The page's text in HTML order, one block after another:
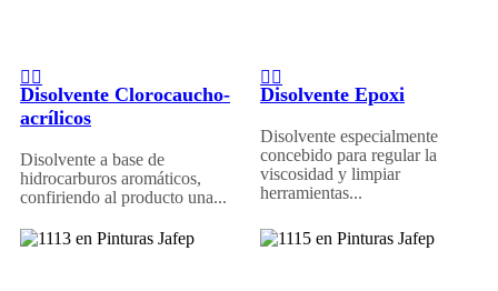
Disolvente Clorocaucho-
acrílicos
Disolvente a base de
hidrocarburos aromáticos,
confiriendo al producto una...
Disolvente Epoxi
Disolvente especialmente
concebido para regular la
viscosidad y limpiar
herramientas...